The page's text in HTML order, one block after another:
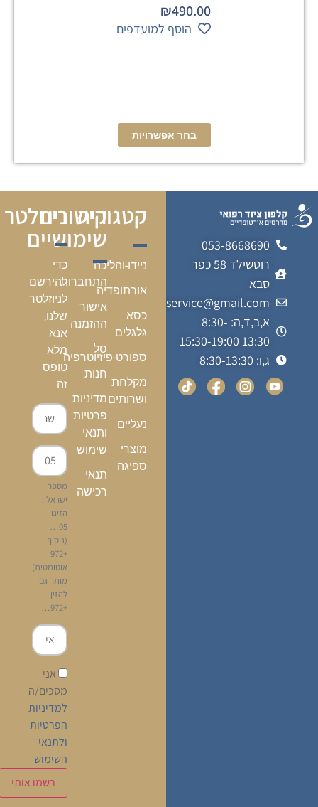
₪490.00
הוסף למועדפים
בחר אפשרויות
053-8668690
רוטשילד 58 כפר
סבא
kalfonmedicalservice@gmail.com
א,ב,ד,ה: 8:30-
13:30 15:30-19:00
ג,ו: 8:30-13:30
קטגוריה
ניידו-והליכה
אורתופדיה
כסא
גלגלים
ספורט-פיזיוטרפיה
מקלחת
ושרותים
נעליים
מוצרי
ספיגה
קישורים
שימושיים
התחברות
אישור
ההזמנה
סל
חנות
מדיניות
פרטיות
ותנאי
שימוש
תנאי
רכישה
ניוזלטר
כדי
להירשם
לניוזלטר
שלנו,
אנא
מלא
טופס
זה
מספר
ישראלי:
הזינו
05…
(נוסיף
+972
אוטומטית).
מותר גם
להזין
+972…
אני
מסכים/ה
למדיניות
הפרטיות
ולתנאי
השימוש